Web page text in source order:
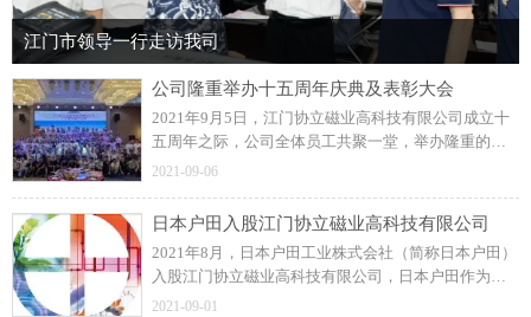
江门市领导一行走访我司
公司隆重举办十五周年庆典及表彰大会
2021年9月5日，江门协立磁业高科技有限公司成立十
五周年之际，公司全体员工共聚一堂，举办隆重的周
年庆典及表彰大会！展望未来，协立公司更加坚定信
2021-09-06
日本户田入股江门协立磁业高科技有限公司
2021年8月，日本户田工业株式会社（简称日本户田）
入股江门协立磁业高科技有限公司，日本户田作为公
司磁粒料的供应商，此前建立了良好的长期合作关
2021-09-01